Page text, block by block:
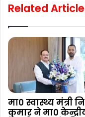
Related
मा0 स्वास्थ्य मंत्री
कुमार ने मा0